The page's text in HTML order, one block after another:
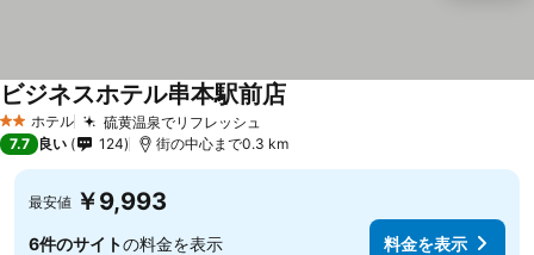
2 ホテルのランク
ホテル 硫黄温泉でリフレッシュ
ビジネスホテル串本駅前店
7.7 良い 124 街の中心まで0.3 km
最安値 ￥9,993
6件のサイトの料金を表示 料金を表示